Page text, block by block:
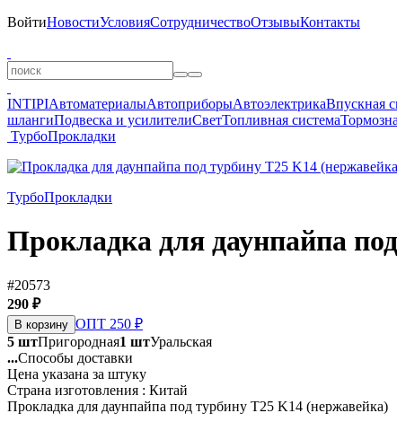
ВойтиНовостиУсловияСотрудничествоОтзывыКонтакты
INTIPIАвтоматериалыАвтоприборыАвтоэлектрикаВпускная
шлангиПодвеска и усилителиСветТопливная система
ТурбоПрокладки
ТурбоПрокладки
Прокладка для даунпайпа
#20573
290 ₽
В корзину ОПТ 250 ₽
5 штПригородная1 штУральская
...Способы доставки
Цена указана за штуку
Страна изготовления : Китай
Прокладка для даунпайпа под турбину T25 K14 (нержавейка)